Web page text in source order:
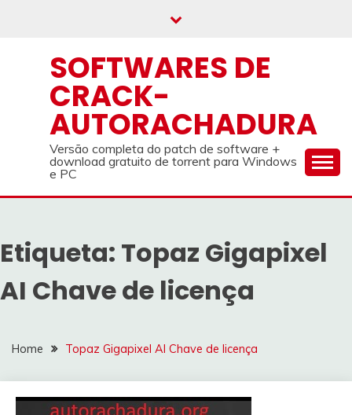
SOFTWARES DE
CRACK-
AUTORACHADURA
Versão completa do patch de software +
download gratuito de torrent para Windows
e PC
Etiqueta: Topaz Gigapixel
AI Chave de licença
Home Topaz Gigapixel AI Chave de licença